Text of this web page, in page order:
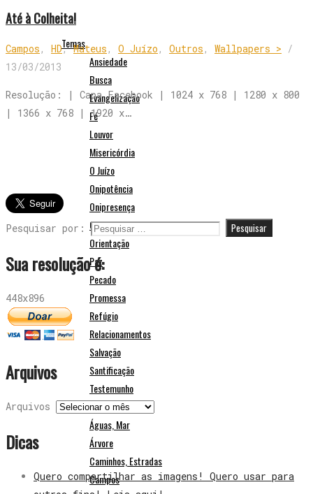
Temas
Ansiedade
Busca
Evangelização
Fé
Louvor
Misericórdia
O Juízo
Onipotência
Onipresença
Oração
Orientação
Paz
Pecado
Promessa
Refúgio
Relacionamentos
Salvação
Santificação
Testemunho
Natureza e Paisagens
Águas, Mar
Árvore
Caminhos, Estradas
Campos
Até à Colheita!
Campos , HD,Mateus , O Juízo , Outros , Wallpapers > /
13/03/2013
Resolução: | Capa Facebook | 1024 x 768 | 1280 x 800
| 1366 x 768 | 1920 x…
Pesquisar por:
Sua resolução é:
448x896
Arquivos
Arquivos
Dicas
Quero compartilhar as imagens! Quero usar para